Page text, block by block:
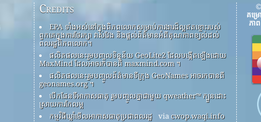
Credits
EPA ទាំងអស់នៅក្នុងពិភពលោកសម្រាប់ការងារដ៏ល្អឥតខ្ចោះរបស់
ពួកគេក្នុងការថែរក្សា វាស់វែង និងផ្តល់ព័ត៌មានអំពីគុណភាពខ្យល់ដល់
ពលរដ្ឋពិភពលោក។
ផលិតផលនេះរួមបញ្ចូលទិន្នន័យ GeoLite2 ដែលបង្កើតឡើងដោយ
MaxMind ដែលអាចរកបានពី maxmind.com ។
ផលិតផលនេះរួមបញ្ចូលព័ត៌មានទីក្រុង GeoNames អាចរកបានពី
geonames.org ។
បើកផែនទីអាកាសធាតុ រួមបញ្ចូលគ្នាជាមួយ qweather™ ក្បួនដោះ
ស្រាយការកែលម្អ
កម្មវិធីឃ្លាំមើលអាកាសធាតុប្រជាពលរដ្ឋ via cwop.waqi.info
គម្
ភា